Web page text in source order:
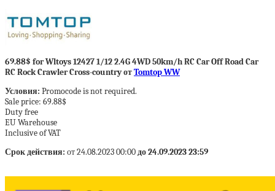
69.88$ for Wltoys 12427 1/12 2.4G 4WD 50km/h RC Car Off Road Car
RC Rock Crawler Cross-country отTomtop WW
Условия: Promocode is not required.
Sale price: 69.88$
Duty free
EU Warehouse
Inclusive of VAT
Срок действия: от 24.08.2023 00:00до 24.09.2023 23:59